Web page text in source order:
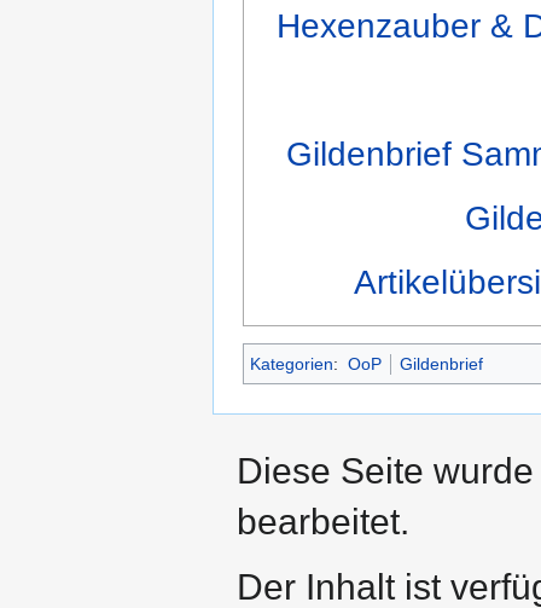
Hexenzauber &
Gildenbrief
Kategorien: OoP Gildenbrief
Diese Seite
bearbeitet.
Der Inhalt ist